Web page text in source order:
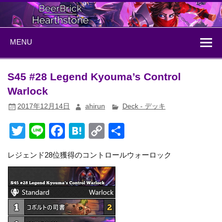
Skip
content
BeerBrick
Hearthstone
MENU
S45 #28 Legend Kyouma’s Control
Warlock
2017年12月14日 ahirun Deck - デッキ
T
tt
er
Li
e
F
c
e
b
o
H
e
n
a
C
p
y
Li
n
レジェンド28位獲得のコントロールウォーロック